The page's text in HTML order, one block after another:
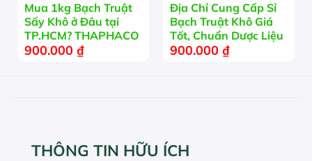
Mua 1kg Bạch Truật
Sấy Khô ở Đâu tại
TP.HCM? THAPHACO
900.000 ₫
Địa Chỉ Cung Cấp Sỉ
Bạch Truật Khô Giá
Tốt, Chuẩn Dược Liệu
900.000 ₫
THÔNG TIN HỮU ÍCH